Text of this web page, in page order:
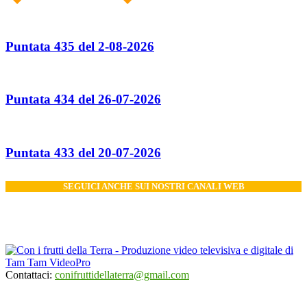
Puntata 435 del 2-08-2026
Puntata 434 del 26-07-2026
Puntata 433 del 20-07-2026
SEGUICI ANCHE SUI NOSTRI CANALI WEB
Contattaci: conifruttidellaterra@gmail.com